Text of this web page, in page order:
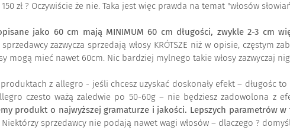
zł ? Oczywiście że nie. Taka jest więc prawda na temat "włosów
jako 60 cm mają MINIMUM 60 cm długości, zwykle 2-3 cm
zazwycza sprzedają włosy KRÓTSZE niż w opisie, częstym
mogą mieć nawet 60cm. Nic bardziej mylnego takie włosy zazwyczaj
z allegro - jeśli chcesz uzyskać doskonały efekt – długośc to
czesto ważą zaledwie po 50-60g – nie będziesz zadowolona z
produkt o najwyższej gramaturze i jakości. Lepszych parametrów
sprzedawcy nie podają nawet wagi włosów – dlaczego ?